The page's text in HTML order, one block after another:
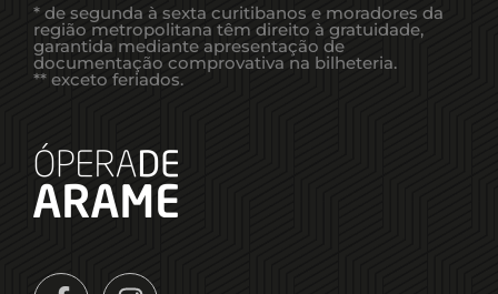
* de segunda à sexta curitibanos e moradores da
região metropolitana têm direito à gratuidade,
garantida mediante apresentação de
documentação comprovativa na bilheteria.
** exceto feriados.